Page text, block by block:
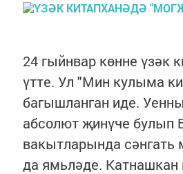
24 гыйнвар көнне үзәк
үтте. Ул "Мин кулыма
багышланган иде.
абсолют җинүче булып
вакытларында
да ямьләде. Катнашкан